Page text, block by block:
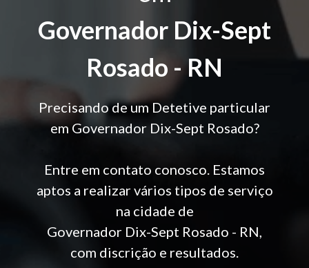
Governador Dix-Sept
Rosado - RN
Precisando de um Detetive particular
em Governador Dix-Sept Rosado?
Entre em contato conosco. Estamos
aptos a realizar vários tipos de serviço
na cidade de
Governador Dix-Sept Rosado - RN,
com discrição e resultados.